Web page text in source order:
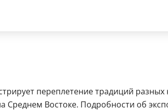
переплетение традиций
Востоке. Подробности об